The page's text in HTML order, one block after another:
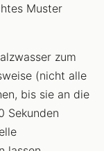
Muster
zum
(nicht alle
bis sie an die
Sekunden